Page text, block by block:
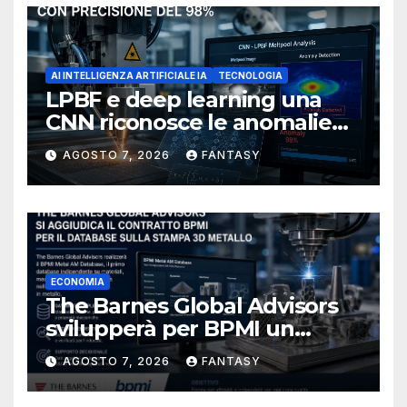
AI INTELLIGENZA ARTIFICIALE IA TECNOLOGIA
LPBF e deep learning una
CNN riconosce le anomalie
del bagno di fusione
AGOSTO 7, 2026 FANTASY
ECONOMIA
The Barnes Global Advisors
svilupperà per BPMI un
database per la stampa 3D
metallica destinata alla filiera
navale statunitense
AGOSTO 7, 2026 FANTASY